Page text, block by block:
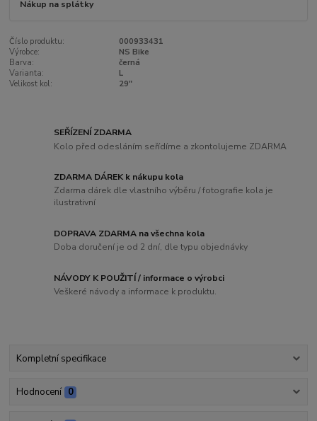
Nákup na splátky
Číslo produktu:
000933431
Výrobce:
NS Bike
Barva:
černá
Varianta:
L
Velikost kol:
29"
SEŘÍZENÍ ZDARMA
Kolo před odesláním seřídíme a zkontolujeme ZDARMA
ZDARMA DÁREK k nákupu kola
Zdarma dárek dle vlastního výběru / fotografie kola je
ilustrativní
DOPRAVA ZDARMA na všechna kola
Doba doručení je od 2 dní, dle typu objednávky
NÁVODY K POUŽITÍ / informace o výrobci
Veškeré návody a informace k produktu.
Kompletní specifikace
Hodnocení 0